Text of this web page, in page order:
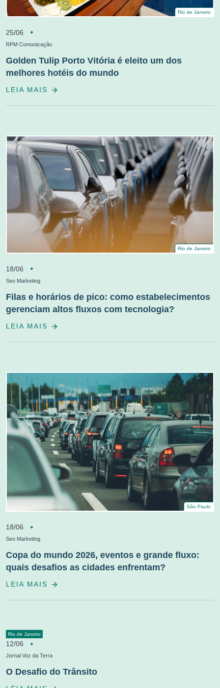
Rio de Janeiro
25/06
RPM Comunicação
Golden Tulip Porto Vitória é eleito um dos
melhores hotéis do mundo
LEIA MAIS
Rio de Janeiro
18/06
Seo Marketing
Filas e horários de pico: como estabelecimentos
gerenciam altos fluxos com tecnologia?
LEIA MAIS
São Paulo
18/06
Seo Marketing
Copa do mundo 2026, eventos e grande fluxo:
quais desafios as cidades enfrentam?
LEIA MAIS
Rio de Janeiro
12/06
Jornal Voz da Terra
O Desafio do Trânsito